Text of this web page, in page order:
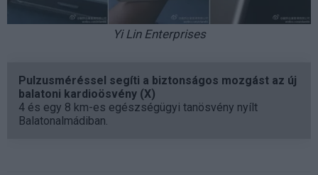
Yi Lin Enterprises
Pulzusméréssel segíti a biztonságos mozgást az új
balatoni kardioösvény (X)
4 és egy 8 km-es egészségügyi tanösvény nyílt
Balatonalmádiban.